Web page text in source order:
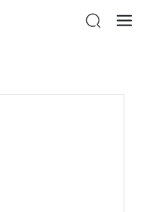
台官网